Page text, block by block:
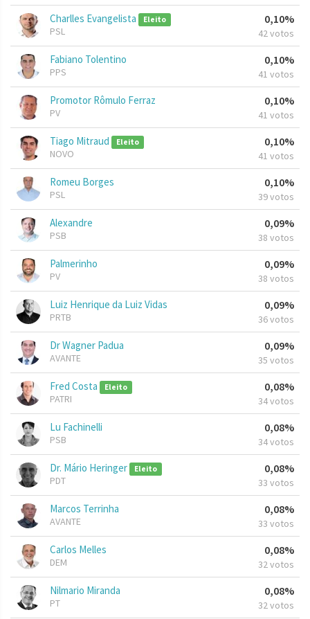
Charlles Evangelista Eleito
PSL
0,10%
42 votos
Fabiano Tolentino
PPS
0,10%
41 votos
Promotor Rômulo Ferraz
PV
0,10%
41 votos
Tiago Mitraud Eleito
NOVO
0,10%
41 votos
Romeu Borges
PSL
0,10%
39 votos
Alexandre
PSB
0,09%
38 votos
Palmerinho
PV
0,09%
38 votos
Luiz Henrique da Luiz Vidas
PRTB
0,09%
36 votos
Dr Wagner Padua
AVANTE
0,09%
35 votos
Fred Costa Eleito
PATRI
0,08%
34 votos
Lu Fachinelli
PSB
0,08%
34 votos
Dr. Mário Heringer Eleito
PDT
0,08%
33 votos
Marcos Terrinha
AVANTE
0,08%
33 votos
Carlos Melles
DEM
0,08%
32 votos
Nilmario Miranda
PT
0,08%
32 votos